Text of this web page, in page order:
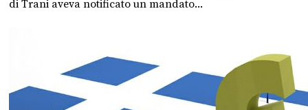
di Trani aveva notificato un mandato...